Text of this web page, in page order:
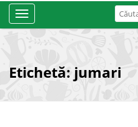
Caută
după:
Toggle
Navigation
Etichetă: jumari